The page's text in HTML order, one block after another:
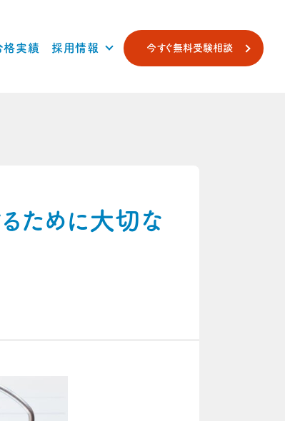
格実績 採用情報 今すぐ無料受験相談
ために大切な